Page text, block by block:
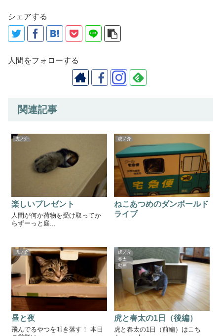
シェアする
人間をフォローする
関連記事
虎ノ介
楽しいプレゼント
人間が何か荷物を受け取ってか
らずーっと庭...
虎ノ介
ねこあつめのダンボールド
ライブ
虎ノ介
昼と夜
飛んでるやつを叩き落す！ 本日
虎ノ介
春太
動画
虎と春太の1日（後編）
虎と春太の1日（前編）はこち